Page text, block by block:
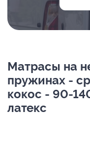
Матрасы на
пружинах -
кокос - 90-
латекс